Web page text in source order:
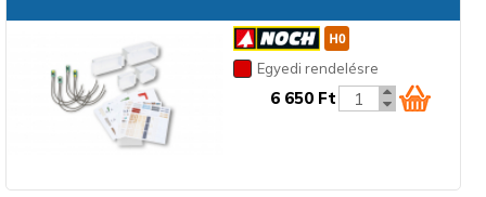
Egyedi rendelésre
6 650 Ft